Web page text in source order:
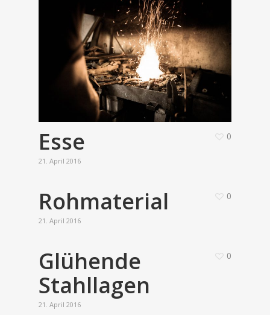
Esse
21. April 2016
0
Rohmaterial
21. April 2016
0
Glühende
Stahllagen
21. April 2016
0